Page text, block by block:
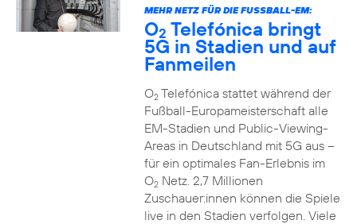
MEHR NETZ FÜR DIE FUSSBALL-EM:
O2 Telefónica bringt
5G in Stadien und auf
Fanmeilen
O2Telefónica stattet während der
Fußball-Europameisterschaft alle
EM-Stadien und Public-Viewing-
Areas in Deutschland mit 5G aus –
für ein optimales Fan-Erlebnis im
O2Netz. 2,7 Millionen
Zuschauer:innen können die Spiele
live in den Stadien verfolgen. Viele